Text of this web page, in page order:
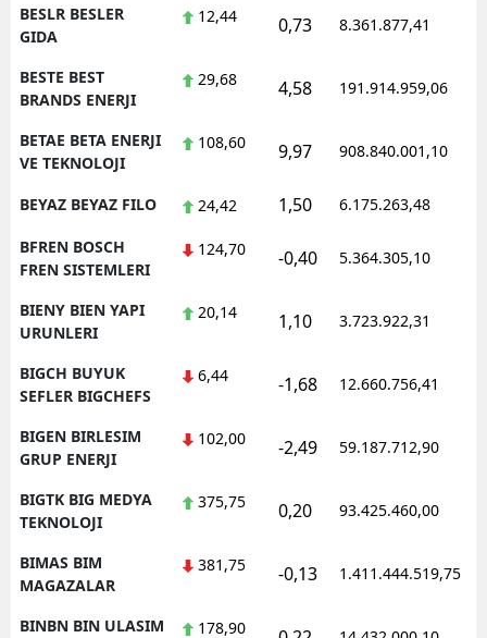
BESLR BESLER
GIDA
12,44 0,73 8.361.877,41
BESTE BEST
BRANDS ENERJI
29,68 4,58 191.914.959,06
BETAE BETA ENERJI
VE TEKNOLOJI
108,60 9,97 908.840.001,10
BEYAZ BEYAZ FILO 24,42 1,50 6.175.263,48
BFREN BOSCH
FREN SISTEMLERI
124,70 -0,40 5.364.305,10
BIENY BIEN YAPI
URUNLERI
20,14 1,10 3.723.922,31
BIGCH BUYUK
SEFLER BIGCHEFS
6,44 -1,68 12.660.756,41
BIGEN BIRLESIM
GRUP ENERJI
102,00 -2,49 59.187.712,90
BIGTK BIG MEDYA
TEKNOLOJI
375,75 0,20 93.425.460,00
BIMAS BIM
MAGAZALAR
381,75 -0,13 1.411.444.519,75
BINBN BIN ULASIM
178,90